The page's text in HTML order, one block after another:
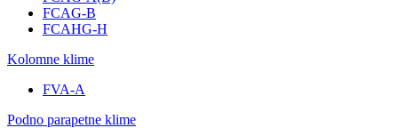
FCAG-B
FCAHG-H
Kolomne klime
FVA-A
Podno parapetne klime